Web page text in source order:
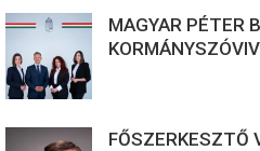
MAGYAR PÉTER
FŐSZERKESZTŐ